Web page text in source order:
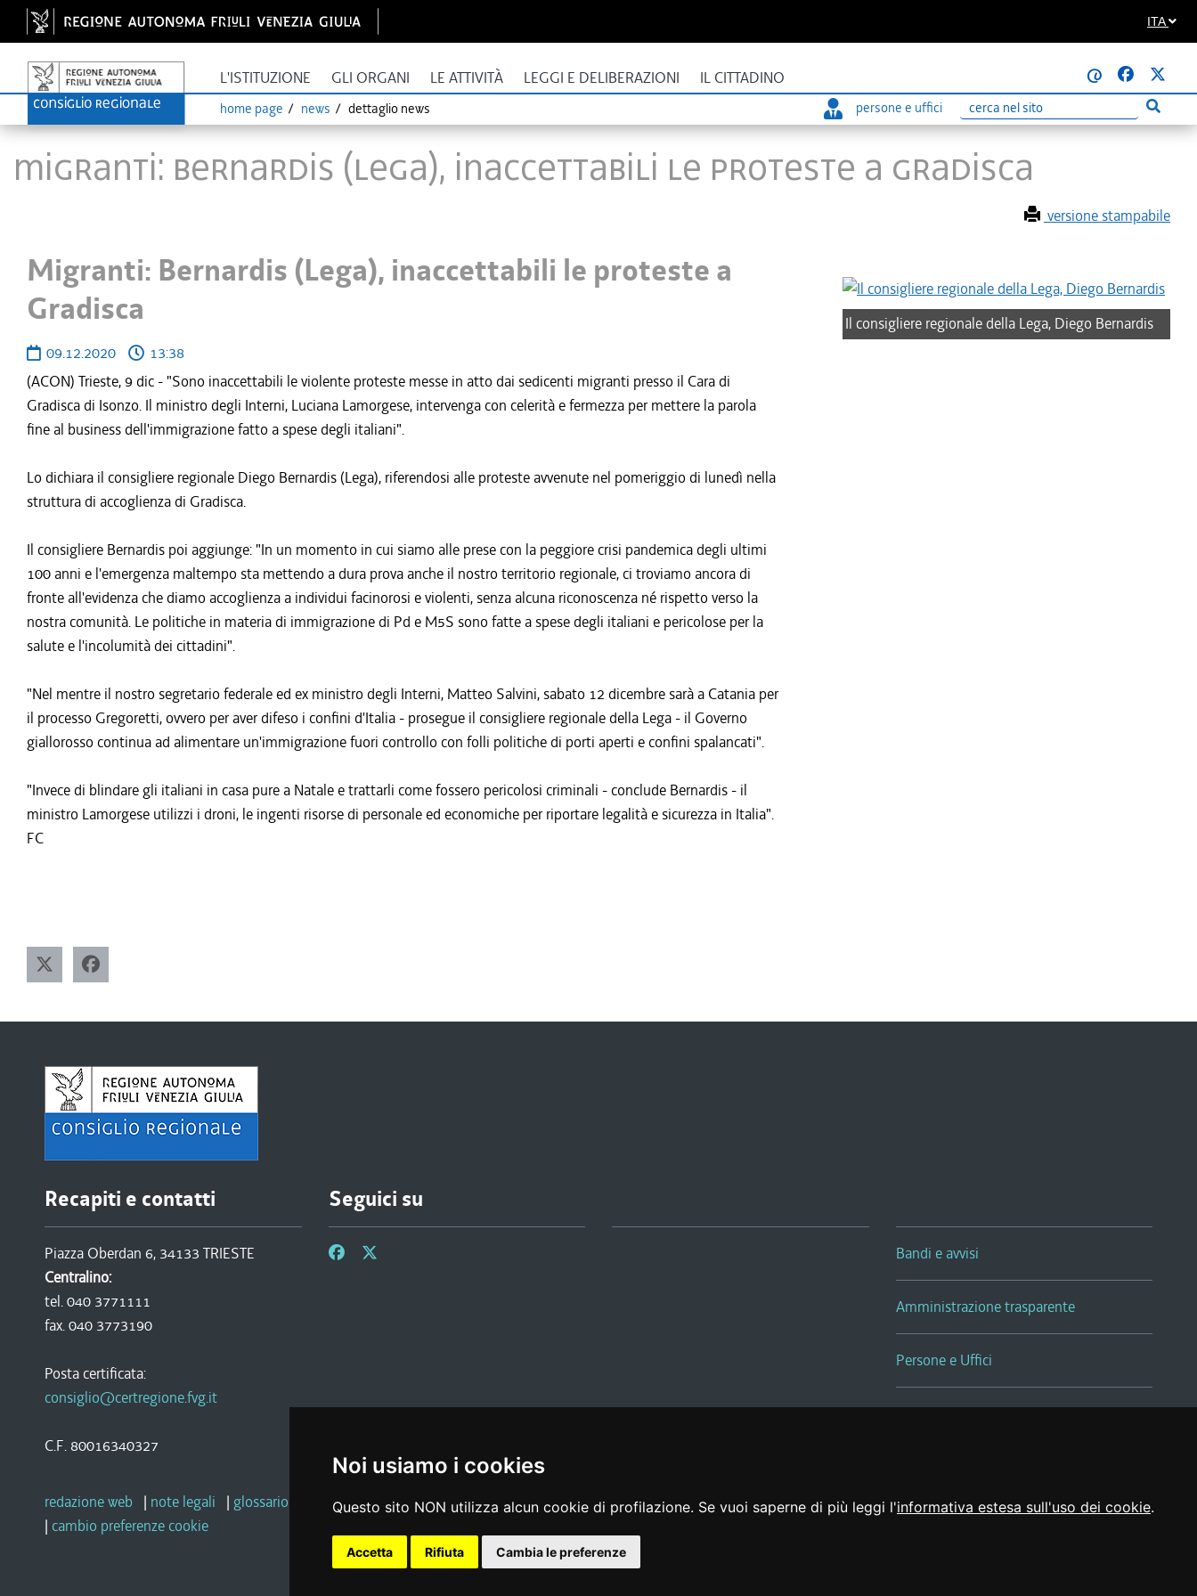
Noi usiamo i cookies
Questo sito NON utilizza alcun cookie di profilazione. Se vuoi saperne di più leggi l'informativa estesa sull'uso dei cookie.
Accetta Rifiuta Cambia le preferenze
ITA
L'ISTITUZIONE GLI ORGANI LE ATTIVITÀ LEGGI E DELIBERAZIONI IL CITTADINO @
home page news dettaglio news persone e uffici
Ricerca Esegui
Migranti: Bernardis (Lega), inaccettabili le proteste a Gradisca
versione stampabile
Migranti: Bernardis (Lega), inaccettabili le proteste a
Gradisca
09.12.2020
13:38
(ACON) Trieste, 9 dic - "Sono inaccettabili le violente proteste messe in atto dai sedicenti migranti presso il Cara di
Gradisca di Isonzo. Il ministro degli Interni, Luciana Lamorgese, intervenga con celerità e fermezza per mettere la parola
fine al business dell'immigrazione fatto a spese degli italiani".
Lo dichiara il consigliere regionale Diego Bernardis (Lega), riferendosi alle proteste avvenute nel pomeriggio di lunedì nella
struttura di accoglienza di Gradisca.
Il consigliere Bernardis poi aggiunge: "In un momento in cui siamo alle prese con la peggiore crisi pandemica degli ultimi
100 anni e l'emergenza maltempo sta mettendo a dura prova anche il nostro territorio regionale, ci troviamo ancora di
fronte all'evidenza che diamo accoglienza a individui facinorosi e violenti, senza alcuna riconoscenza né rispetto verso la
nostra comunità. Le politiche in materia di immigrazione di Pd e M5S sono fatte a spese degli italiani e pericolose per la
salute e l'incolumità dei cittadini".
"Nel mentre il nostro segretario federale ed ex ministro degli Interni, Matteo Salvini, sabato 12 dicembre sarà a Catania per
il processo Gregoretti, ovvero per aver difeso i confini d'Italia - prosegue il consigliere regionale della Lega - il Governo
giallorosso continua ad alimentare un'immigrazione fuori controllo con folli politiche di porti aperti e confini spalancati".
"Invece di blindare gli italiani in casa pure a Natale e trattarli come fossero pericolosi criminali - conclude Bernardis - il
ministro Lamorgese utilizzi i droni, le ingenti risorse di personale ed economiche per riportare legalità e sicurezza in Italia".
FC
Il consigliere regionale della Lega, Diego Bernardis
Recapiti e contatti
Piazza Oberdan 6, 34133 TRIESTE
Centralino:
tel. 040 3771111
fax. 040 3773190
Posta certificata:
consiglio@certregione.fvg.it
C.F. 80016340327
Seguici su
Bandi e avvisi
Amministrazione trasparente
Persone e Uffici
Sala Tiziano Tessitori
redazione web | note legali | glossario privacy |social media policy | dichiarazione di accessibilità | feedback
| cambio preferenze cookie
Realizzato da